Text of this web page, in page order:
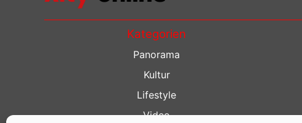
Kategorien
Panorama
Kultur
Lifestyle
Video